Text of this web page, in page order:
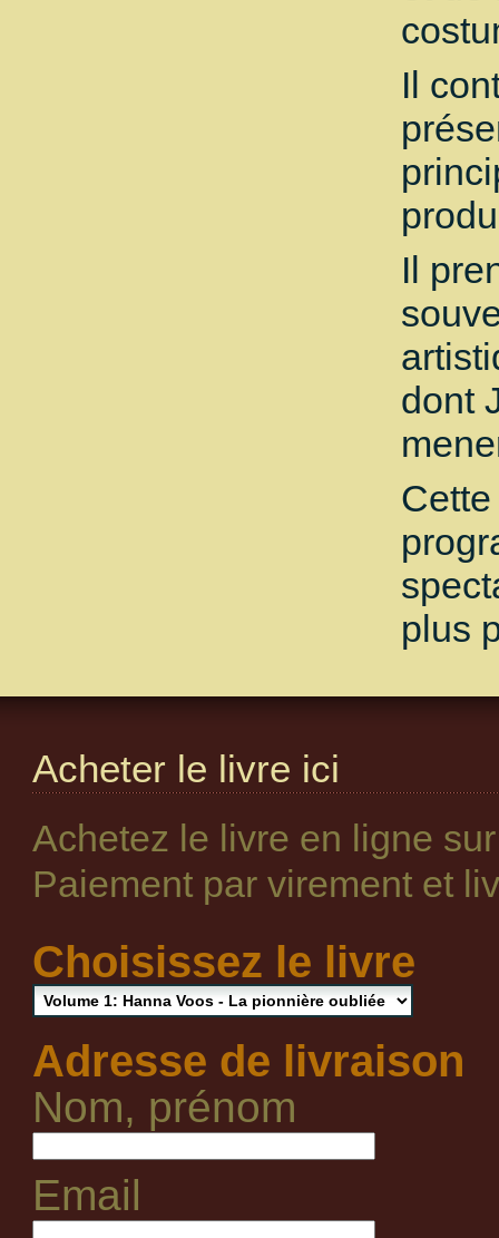
Il
Il
dont
plus
Acheter le livre ici
Achetez le livre en ligne
Paiement par virement et
Choisissez le livre
Adresse de livraison
Nom, prénom
Email